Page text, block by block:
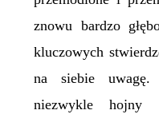
znowu bardzo
kluczowych
na siebie
niezwykle hojny